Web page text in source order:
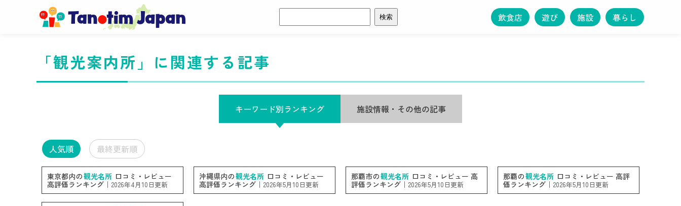
索:
飲食店 遊び 施設 暮らし
「観光案内所」に関連する記事
キーワード別ランキング 施設情報・その他の記事
人気順 最終更新順
東京都内の観光名所 口コミ・レビュー
高評価ランキング｜ 2026年4月10日更新
沖縄県内の観光名所 口コミ・レビュー
高評価ランキング｜ 2026年5月10日更新
那覇市の観光名所 口コミ・レビュー 高
評価ランキング｜ 2026年5月10日更新
那覇の観光名所 口コミ・レビュー 高評
価ランキング｜ 2026年5月10日更新